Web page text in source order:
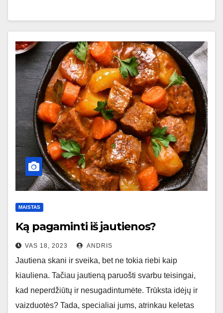
MAISTAS
Ką pagaminti iš jautienos?
VAS 18, 2023 ANDRIS
Jautiena skani ir sveika, bet ne tokia riebi kaip
kiauliena. Tačiau jautieną paruošti svarbu teisingai,
kad neperdžiūtų ir nesugadintumėte. Trūksta idėjų ir
vaizduotės? Tada, specialiai jums, atrinkau keletas